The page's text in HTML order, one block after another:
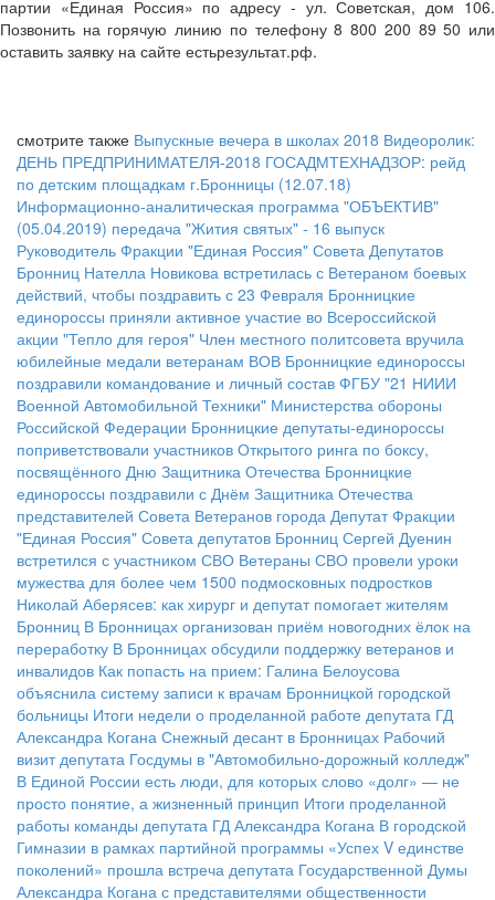
партии «Единая Россия» по адресу - ул. Советская, дом 106.
Позвонить на горячую линию по телефону 8 800 200 89 50 или
оставить заявку на сайте естьрезультат.рф.
смотрите также Выпускные вечера в школах 2018 Видеоролик:
ДЕНЬ ПРЕДПРИНИМАТЕЛЯ-2018 ГОСАДМТЕХНАДЗОР: рейд
по детским площадкам г.Бронницы (12.07.18)
Информационно-аналитическая программа "ОБЪЕКТИВ"
(05.04.2019) передача "Жития святых" - 16 выпуск
Руководитель Фракции "Единая Россия" Совета Депутатов
Бронниц Нателла Новикова встретилась с Ветераном боевых
действий, чтобы поздравить с 23 Февраля Бронницкие
единороссы приняли активное участие во Всероссийской
акции "Тепло для героя" Член местного политсовета вручила
юбилейные медали ветеранам ВОВ Бронницкие единороссы
поздравили командование и личный состав ФГБУ "21 НИИИ
Военной Автомобильной Техники" Министерства обороны
Российской Федерации Бронницкие депутаты-единороссы
поприветствовали участников Открытого ринга по боксу,
посвящённого Дню Защитника Отечества Бронницкие
единороссы поздравили с Днём Защитника Отечества
представителей Совета Ветеранов города Депутат Фракции
"Единая Россия" Совета депутатов Бронниц Сергей Дуенин
встретился с участником СВО Ветераны СВО провели уроки
мужества для более чем 1500 подмосковных подростков
Николай Аберясев: как хирург и депутат помогает жителям
Бронниц В Бронницах организован приём новогодних ёлок на
переработку В Бронницах обсудили поддержку ветеранов и
инвалидов Как попасть на прием: Галина Белоусова
объяснила систему записи к врачам Бронницкой городской
больницы Итоги недели о проделанной работе депутата ГД
Александра Когана Снежный десант в Бронницах Рабочий
визит депутата Госдумы в "Автомобильно-дорожный колледж"
В Единой России есть люди, для которых слово «долг» — не
просто понятие, а жизненный принцип Итоги проделанной
работы команды депутата ГД Александра Когана В городской
Гимназии в рамках партийной программы «Успех V единстве
поколений» прошла встреча депутата Государственной Думы
Александра Когана с представителями общественности